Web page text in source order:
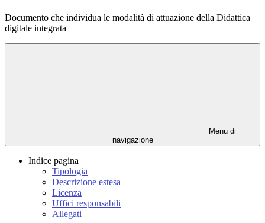
Documento che individua le modalità di attuazione della Didattica
digitale integrata
Menu di
navigazione
Indice pagina
Tipologia
Descrizione estesa
Licenza
Uffici responsabili
Allegati